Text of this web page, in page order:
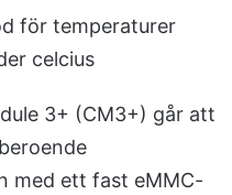
för temperaturer
celcius
3+ (CM3+) går att
med ett fast eMMC-